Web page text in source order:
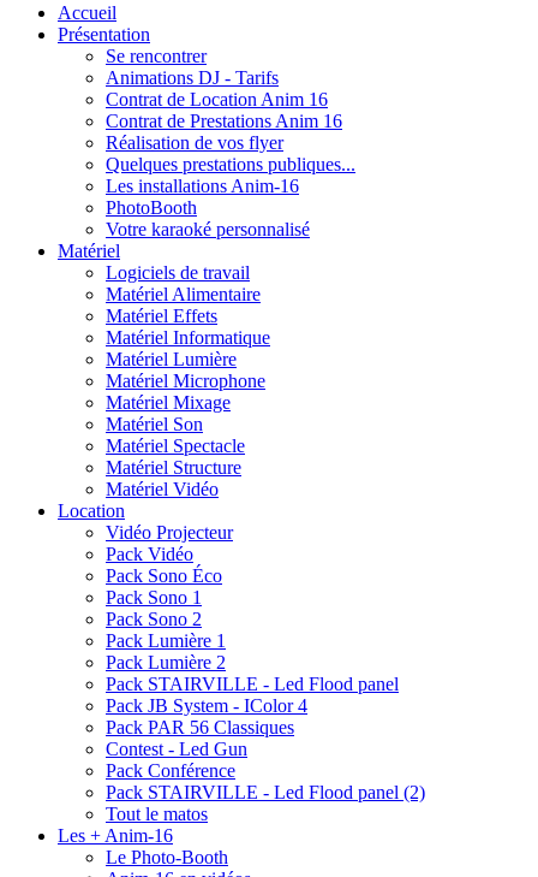
Accueil
Présentation
Se rencontrer
Animations DJ - Tarifs
Contrat de Location Anim 16
Contrat de Prestations Anim 16
Réalisation de vos flyer
Quelques prestations publiques...
Les installations Anim-16
PhotoBooth
Votre karaoké personnalisé
Matériel
Logiciels de travail
Matériel Alimentaire
Matériel Effets
Matériel Informatique
Matériel Lumière
Matériel Microphone
Matériel Mixage
Matériel Son
Matériel Spectacle
Matériel Structure
Matériel Vidéo
Location
Vidéo Projecteur
Pack Vidéo
Pack Sono Éco
Pack Sono 1
Pack Sono 2
Pack Lumière 1
Pack Lumière 2
Pack STAIRVILLE - Led Flood panel
Pack JB System - IColor 4
Pack PAR 56 Classiques
Contest - Led Gun
Pack Conférence
Pack STAIRVILLE - Led Flood panel (2)
Tout le matos
Les + Anim-16
Le Photo-Booth